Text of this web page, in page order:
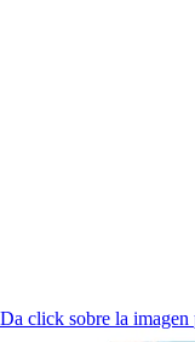
Da click sobre la imagen